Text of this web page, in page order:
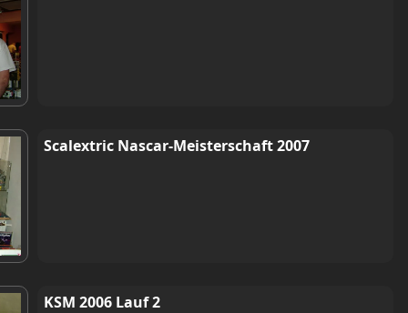
Scalextric Nascar-Meisterschaft 2007
KSM 2006 Lauf 2